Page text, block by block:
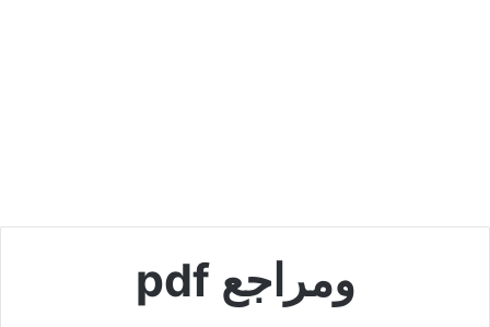
ومراجع pdf